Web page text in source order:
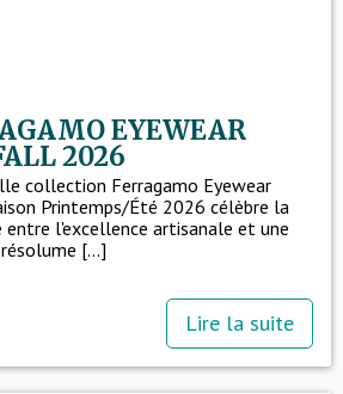
EYEWEAR
2026
collection Ferragamo Eyewear
Printemps/Été 2026 célèbre la
entre l'excellence artisanale et une
[...]
Lire la suite